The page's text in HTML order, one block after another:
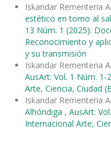
Iskandar Rementeria
estético en torno al
13 Núm. 1 (2025):
Reconocimiento y
y su transmisión
Iskandar Rementeria
AusArt: Vol. 1 Núm.
Arte, Ciencia, Ciudad
Iskandar Rementeria
Alhóndiga , AusArt:
Internacional Arte,